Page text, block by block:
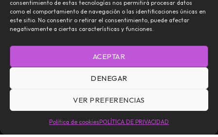
consentimiento de estas tecnologías nos permitirá procesar datos
como el comportamiento de navegación o las identificaciones únicas en
este sitio. No consentir o retirar el consentimiento, puede afectar
negativamente a ciertas características y funciones.
ACEPTAR
DENEGAR
VER PREFERENCIAS
Política de cookiesPOLÍTICA DE PRIVACIDAD
NOSOTROS CONTACTO EDITORIAL
POLÍTICA DE COOKIES (UE)
Daemoniaca — Todos los Derechos Reservados © 2026